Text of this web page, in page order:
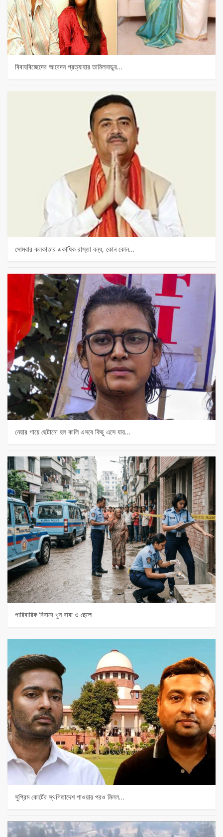
বিবাহবিচ্ছেদের আবেদন প্রত্যাহার তামিলনাড়ুর…
সোমবার কলকাতার একাধিক রাস্তা বন্ধ, কোন কোন…
নেহার গায়ে ছেটানো হল কালি এসবে কিছু এসে যায়…
পারিবারিক বিবাদে খুন বাবা ও ছেলে
সুপ্রিম কোর্টের স্থগিতাদেশ পাওয়ার পর‌ও মিলল…